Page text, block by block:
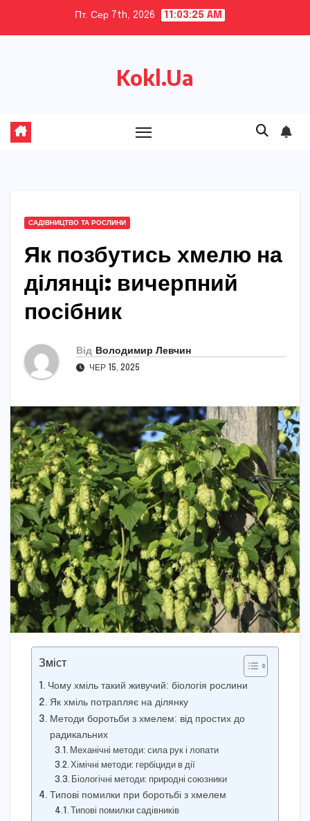
Пт. Сер 7th, 2026 11:03:26 AM
Kokl.Ua
САДІВНИЦТВО ТА РОСЛИНИ
Як позбутись хмелю на
ділянці: вичерпний
посібник
Від Володимир Левчин
ЧЕР 15, 2025
Зміст
Чому хміль такий живучий: біологія рослини
Як хміль потрапляє на ділянку
Методи боротьби з хмелем: від простих до
радикальних
Механічні методи: сила рук і лопати
Хімічні методи: гербіциди в дії
Біологічні методи: природні союзники
Типові помилки при боротьбі з хмелем
Типові помилки садівників